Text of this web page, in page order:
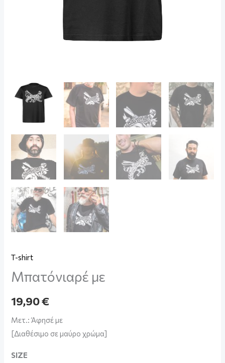
T-shirt
Μπατόνιαρέ με
19,90€
Μετ.: Άφησέ με
[Διαθέσιμο σε μαύρο χρώμα]
SIZE